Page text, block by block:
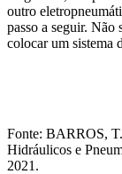
outro
passo a seguir. Não
colocar um sistema
Fonte: BARROS,
Hidráulicos e
2021.